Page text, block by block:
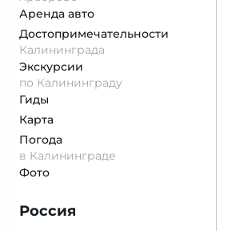
Аренда авто
Достопримеча­тельности
Калининграда
Экскурсии
по Калининграду
Гиды
Карта
Погода
в Калининграде
Фото
Россия